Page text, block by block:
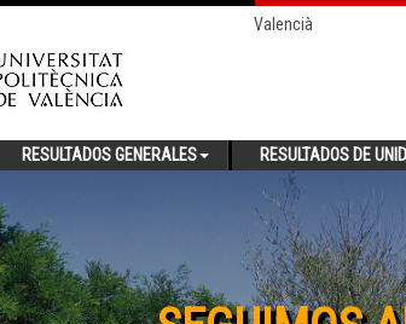
Valencià
RESULTADOS GENERALES RESULTADOS DE